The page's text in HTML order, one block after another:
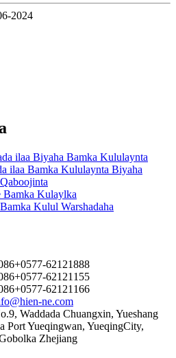
2024
ilaa Biyaha Bamka Kululaynta
ilaa Bamka Kululaynta Biyaha
Bamka Kulaylka
Kulul Warshadaha
62121888
62121155
62121166
ne.com
Waddada Chuangxin, Yueshang
Port Yueqingwan, YueqingCity,
Zhejiang